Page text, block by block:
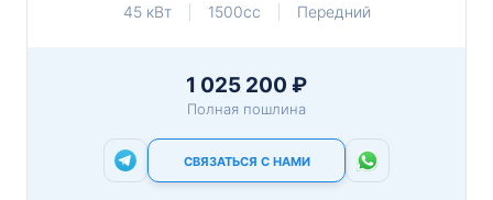
45 кВт
1500cc Передний
1 025 200 ₽
Полная пошлина
СВЯЗАТЬСЯ С НАМИ